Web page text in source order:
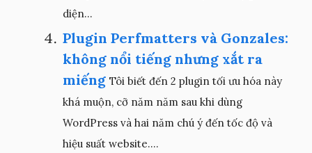
diện...
Plugin Perfmatters và Gonzales:
không nổi tiếng nhưng xắt ra
miếng Tôi biết đến 2 plugin tối ưu hóa này
khá muộn, cỡ năm năm sau khi dùng
WordPress và hai năm chú ý đến tốc độ và
hiệu suất website....